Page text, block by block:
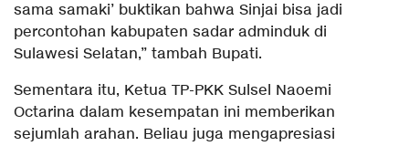
sama samaki’ buktikan bahwa Sinjai bisa jadi
percontohan kabupaten sadar adminduk di
Sulawesi Selatan,” tambah Bupati.
Sementara itu, Ketua TP-PKK Sulsel Naoemi
Octarina dalam kesempatan ini memberikan
sejumlah arahan. Beliau juga mengapresiasi